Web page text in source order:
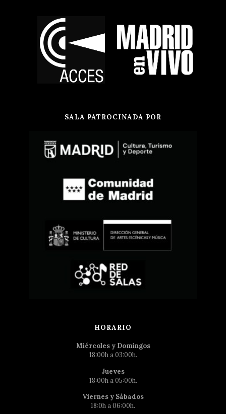
SALA PATROCINADA POR
HORARIO
Miércoles y Domingos
18:00h a 03:00h.
Jueves
18:00h a 05:00h.
Viernes y Sábados
18:0h a 06:00h.